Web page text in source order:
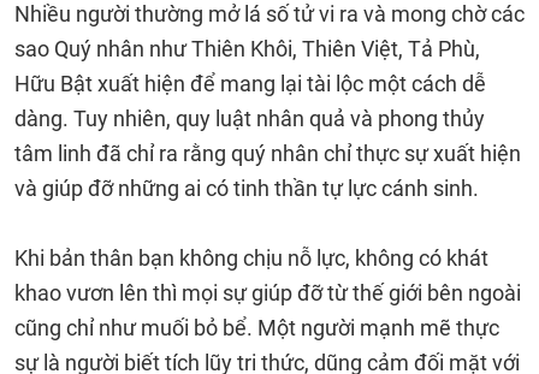
Nhiều người thường mở lá số tử vi ra và mong chờ các
sao Quý nhân như Thiên Khôi, Thiên Việt, Tả Phù,
Hữu Bật xuất hiện để mang lại tài lộc một cách dễ
dàng. Tuy nhiên, quy luật nhân quả và phong thủy
tâm linh đã chỉ ra rằng quý nhân chỉ thực sự xuất hiện
và giúp đỡ những ai có tinh thần tự lực cánh sinh.
Khi bản thân bạn không chịu nỗ lực, không có khát
khao vươn lên thì mọi sự giúp đỡ từ thế giới bên ngoài
cũng chỉ như muối bỏ bể. Một người mạnh mẽ thực
sự là người biết tích lũy tri thức, dũng cảm đối mặt với